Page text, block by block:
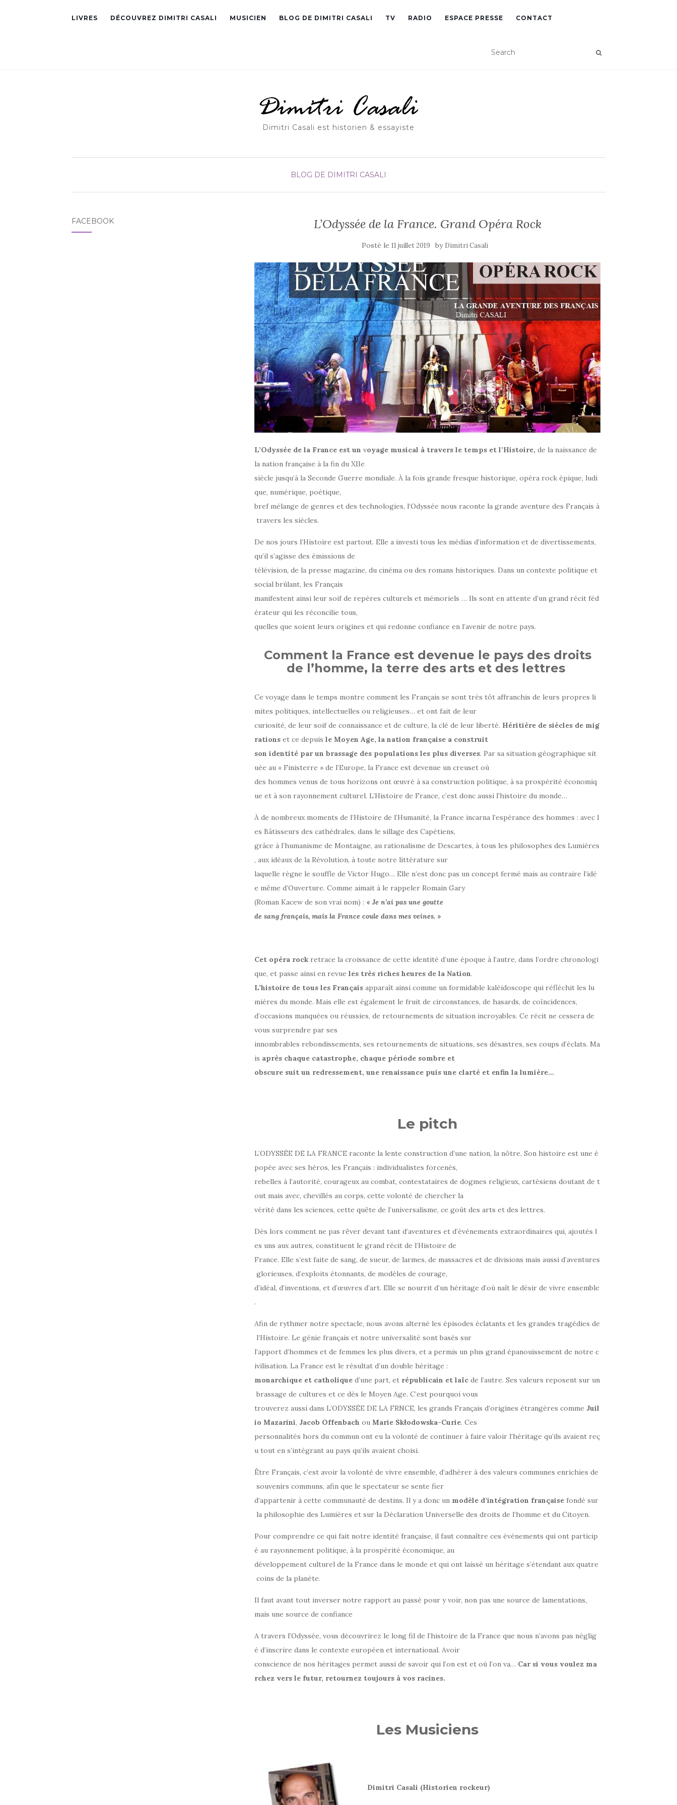
LIVRES DÉCOUVREZ DIMITRI CASALI MUSICIEN BLOG DE DIMITRI CASALI TV RADIO ESPACE PRESSE CONTACT
Dimitri Casali est historien & essayiste
BLOG DE DIMITRI CASALI
L’Odyssée de la France. Grand Opéra Rock
Posté le11 juillet 2019 by Dimitri Casali
L’Odyssée de la France est un voyage musical à travers le temps et l’Histoire, de la naissance de
la nation française à la fin du XIIe
siècle jusqu’à la Seconde Guerre mondiale. À la fois grande fresque historique, opéra rock épique, ludi
que, numérique, poétique,
bref mélange de genres et des technologies, l’Odyssée nous raconte la grande aventure des Français à
travers les siècles.
De nos jours l’Histoire est partout. Elle a investi tous les médias d’information et de divertissements,
qu’il s’agisse des émissions de
télévision, de la presse magazine, du cinéma ou des romans historiques. Dans un contexte politique et
social brûlant, les Français
manifestent ainsi leur soif de repères culturels et mémoriels … Ils sont en attente d’un grand récit féd
érateur qui les réconcilie tous,
quelles que soient leurs origines et qui redonne confiance en l’avenir de notre pays.
Comment la France est devenue le pays des droits
de l’homme, la terre des arts et des lettres
Ce voyage dans le temps montre comment les Français se sont très tôt affranchis de leurs propres li
mites politiques, intellectuelles ou religieuses… et ont fait de leur
curiosité, de leur soif de connaissance et de culture, la clé de leur liberté. Héritière de siècles de mig
rations et ce depuisle Moyen Age, la nation française a construit
son identité par un brassage des populations les plus diverses. Par sa situation géographique sit
uée au « Finisterre » de l’Europe, la France est devenue un creuset où
des hommes venus de tous horizons ont œuvré à sa construction politique, à sa prospérité économiq
ue et à son rayonnement culturel. L’Histoire de France, c’est donc aussi l’histoire du monde…
À de nombreux moments de l’Histoire de l’Humanité, la France incarna l’espérance des hommes : avec l
es Bâtisseurs des cathédrales, dans le sillage des Capétiens,
grâce à l’humanisme de Montaigne, au rationalisme de Descartes, à tous les philosophes des Lumières
, aux idéaux de la Révolution, à toute notre littérature sur
laquelle règne le souffle de Victor Hugo… Elle n’est donc pas un concept fermé mais au contraire l’idé
e même d’Ouverture. Comme aimait à le rappeler Romain Gary
(Roman Kacew de son vrai nom) : « Je n’ai pas une goutte
de sang français, mais la France coule dans mes veines. »
Cet opéra rock retrace la croissance de cette identité d’une époque à l’autre, dans l’ordre chronologi
que, et passe ainsi en revueles très riches heures de la Nation.
L’histoire de tous les Français apparaît ainsi comme un formidable kaléidoscope qui réfléchit les lu
mières du monde. Mais elle est également le fruit de circonstances, de hasards, de coïncidences,
d’occasions manquées ou réussies, de retournements de situation incroyables. Ce récit ne cessera de
vous surprendre par ses
innombrables rebondissements, ses retournements de situations, ses désastres, ses coups d’éclats. Ma
is après chaque catastrophe, chaque période sombre et
obscure suit un redressement, une renaissance puis une clarté et enfin la lumière…
Le pitch
L’ODYSSÉE DE LA FRANCE raconte la lente construction d’une nation, la nôtre. Son histoire est une é
popée avec ses héros, les Français : individualistes forcenés,
rebelles à l’autorité, courageux au combat, contestataires de dogmes religieux, cartésiens doutant de t
out mais avec, chevillés au corps, cette volonté de chercher la
vérité dans les sciences, cette quête de l’universalisme, ce goût des arts et des lettres.
Dès lors comment ne pas rêver devant tant d’aventures et d’événements extraordinaires qui, ajoutés l
es uns aux autres, constituent le grand récit de l’Histoire de
France. Elle s’est faite de sang, de sueur, de larmes, de massacres et de divisions mais aussi d’aventures
glorieuses, d’exploits étonnants, de modèles de courage,
d’idéal, d’inventions, et d’œuvres d’art. Elle se nourrit d’un héritage d’où naît le désir de vivre ensemble
.
Afin de rythmer notre spectacle, nous avons alterné les épisodes éclatants et les grandes tragédies de
l’Histoire. Le génie français et notre universalité sont basés sur
l’apport d’hommes et de femmes les plus divers, et a permis un plus grand épanouissement de notre c
ivilisation. La France est le résultat d’un double héritage :
monarchique et catholique d’une part, et républicain et laïc de l’autre. Ses valeurs reposent sur un
brassage de cultures et ce dès le Moyen Age. C’est pourquoi vous
trouverez aussi dans L’ODYSSÉE DE LA FRNCE, les grands Français d’origines étrangères comme Juil
io Mazarini, Jacob Offenbach ouMarie Skłodowska-Curie. Ces
personnalités hors du commun ont eu la volonté de continuer à faire valoir l’héritage qu’ils avaient reç
u tout en s’intégrant au pays qu’ils avaient choisi.
Être Français, c’est avoir la volonté de vivre ensemble, d’adhérer à des valeurs communes enrichies de
souvenirs communs, afin que le spectateur se sente fier
d’appartenir à cette communauté de destins. Il y a donc un modèle d’intégration française fondé sur
la philosophie des Lumières et sur la Déclaration Universelle des droits de l’homme et du Citoyen.
Pour comprendre ce qui fait notre identité française, il faut connaître ces événements qui ont particip
é au rayonnement politique, à la prospérité économique, au
développement culturel de la France dans le monde et qui ont laissé un héritage s’étendant aux quatre
coins de la planète.
Il faut avant tout inverser notre rapport au passé pour y voir, non pas une source de lamentations,
mais une source de confiance
A travers l’Odyssée, vous découvrirez le long fil de l’histoire de la France que nous n’avons pas néglig
é d’inscrire dans le contexte européen et international. Avoir
conscience de nos héritages permet aussi de savoir qui l’on est et où l’on va… Car si vous voulez ma
rchez vers le futur, retournez toujours à vos racines.
Les Musiciens
Dimitri Casali (Historien rockeur)
FACEBOOK